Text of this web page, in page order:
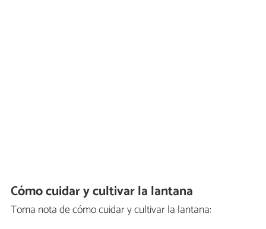
Cómo cuidar y cultivar la lantana
Toma nota de cómo cuidar y cultivar la lantana: